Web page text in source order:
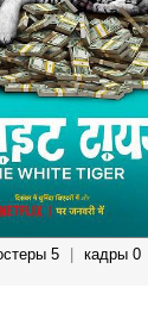
5 кадры 0